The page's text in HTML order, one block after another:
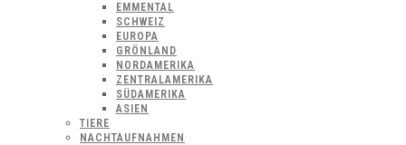
EMMENTAL
SCHWEIZ
EUROPA
GRÖNLAND
NORDAMERIKA
ZENTRALAMERIKA
SÜDAMERIKA
ASIEN
TIERE
NACHTAUFNAHMEN